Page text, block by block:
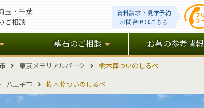
玉・千葉
ご相談
資料請求・見学予約
お問合せはこちら
墓石のご相談 お墓の参考情報
東京メモリアルパーク
樹木葬ついのしるべ
八王子市 樹木葬ついのしるべ